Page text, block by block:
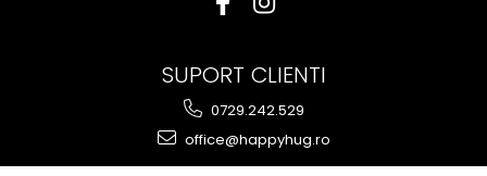
SUPORT CLIENTI
0729.242.529
office@happyhug.ro